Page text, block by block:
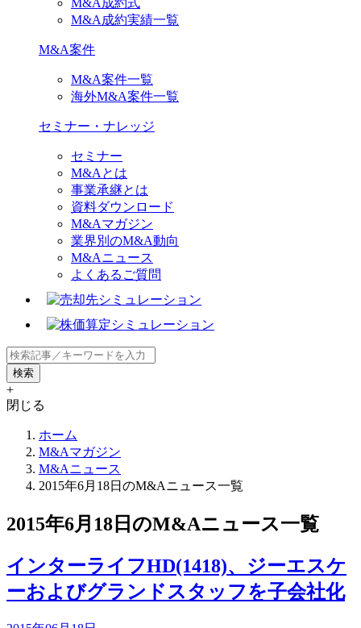
M&A成約実績一覧
M&A案件
M&A案件一覧
海外M&A案件一覧
セミナー・ナレッジ
セミナー
M&Aとは
事業承継とは
資料ダウンロード
M&Aマガジン
業界別のM&A動向
M&Aニュース
よくあるご質問
+
閉じる
ホーム
M&Aマガジン
M&Aニュース
2015年6月18日のM&Aニュース一覧
2015年6月18日のM&Aニュース一覧
インターライフHD(1418)、ジーエスケ
ーおよびグランドスタッフを子会社化